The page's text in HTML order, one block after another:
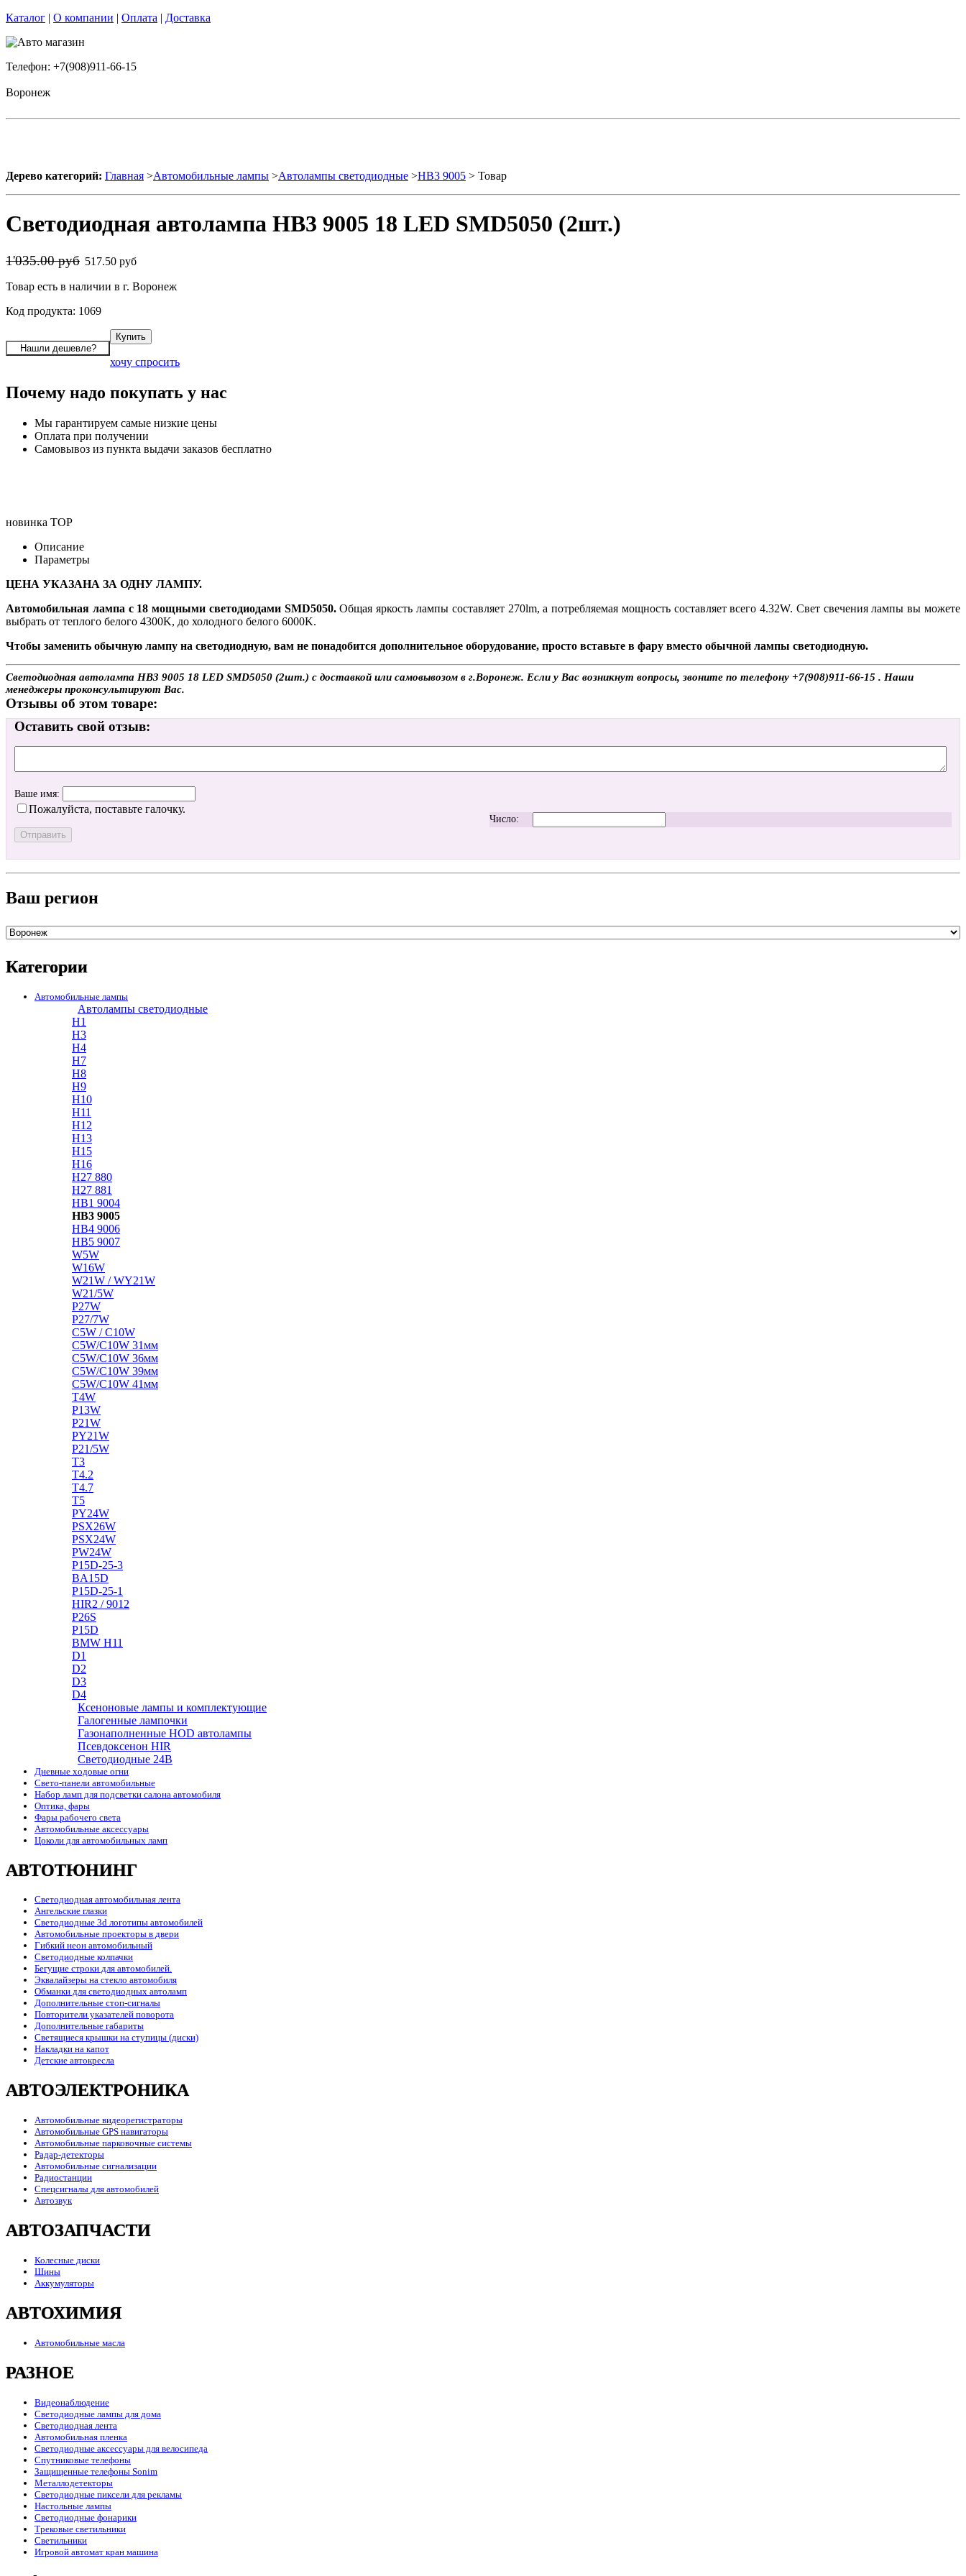
Каталог | О компании | Оплата | Доставка
Телефон: +7(908)911-66-15
Воронеж
Дерево категорий: Главная >Автомобильные лампы >Автолампы светодиодные >HB3 9005 > Товар
Светодиодная автолампа HB3 9005 18 LED SMD5050 (2шт.)
1'035.00 руб 517.50 руб
Товар есть в наличии в г. Воронеж
Код продукта: 1069
хочу спросить
Почему надо покупать у нас
Мы гарантируем самые низкие цены
Оплата при получении
Самовывоз из пункта выдачи заказов бесплатно
новинка TOP
Описание
Параметры
ЦЕНА УКАЗАНА ЗА ОДНУ ЛАМПУ.
Автомобильная лампа с 18 мощными светодиодами SMD5050.Общая яркость лампы составляет 270lm, а потребляемая мощность составляет всего 4.32W. Свет свечения лампы вы можете
выбрать от теплого белого 4300K, до холодного белого 6000K.
Чтобы заменить обычную лампу на светодиодную, вам не понадобится дополнительное оборудование, просто вставьте в фару вместо обычной лампы светодиодную.
Светодиодная автолампа HB3 9005 18 LED SMD5050 (2шт.) с доставкой или самовывозом в г.Воронеж. Если у Вас возникнут вопросы, звоните по телефону +7(908)911-66-15 . Наши
менеджеры проконсультируют Вас.
Отзывы об этом товаре:
Оставить свой отзыв:
Ваше имя:
Пожалуйста, поставьте галочку.
Число:
Ваш регион
Категории
Автомобильные лампы
Автолампы светодиодные
H1
H3
H4
H7
H8
H9
H10
H11
H12
H13
H15
H16
H27 880
H27 881
HB1 9004
HB3 9005
HB4 9006
HB5 9007
W5W
W16W
W21W / WY21W
W21/5W
P27W
P27/7W
C5W / C10W
C5W/C10W 31мм
C5W/C10W 36мм
C5W/C10W 39мм
C5W/C10W 41мм
T4W
P13W
P21W
PY21W
P21/5W
T3
T4.2
T4.7
T5
PY24W
PSX26W
PSX24W
PW24W
P15D-25-3
BA15D
P15D-25-1
HIR2 / 9012
P26S
P15D
BMW H11
D1
D2
D3
D4
Ксеноновые лампы и комплектующие
Галогенные лампочки
Газонаполненные HOD автолампы
Псевдоксенон HIR
Cветодиодные 24B
Дневные ходовые огни
Свето-панели автомобильные
Набор ламп для подсветки салона автомобиля
Оптика, фары
Фары рабочего света
Автомобильные аксессуары
Цоколи для автомобильных ламп
АВТОТЮНИНГ
Светодиодная автомобильная лента
Ангельские глазки
Светодиодные 3d логотипы автомобилей
Автомобильные проекторы в двери
Гибкий неон автомобильный
Светодиодные колпачки
Бегущие строки для автомобилей.
Эквалайзеры на стекло автомобиля
Обманки для светодиодных автоламп
Дополнительные стоп-сигналы
Повторители указателей поворота
Дополнительные габариты
Светящиеся крышки на ступицы (диски)
Накладки на капот
Детские автокресла
АВТОЭЛЕКТРОНИКА
Автомобильные видеорегистраторы
Автомобильные GPS навигаторы
Автомобильные парковочные системы
Радар-детекторы
Автомобильные сигнализации
Радиостанции
Спецсигналы для автомобилей
Автозвук
АВТОЗАПЧАСТИ
Колесные диски
Шины
Аккумуляторы
АВТОХИМИЯ
Автомобильные масла
РАЗНОЕ
Видеонаблюдение
Светодиодные лампы для дома
Светодиодная лента
Автомобильная пленка
Светодиодные аксессуары для велосипеда
Спутниковые телефоны
Защищенные телефоны Sonim
Металлодетекторы
Светодиодные пиксели для рекламы
Настольные лампы
Светодиодные фонарики
Трековые светильники
Светильники
Игровой автомат кран машина